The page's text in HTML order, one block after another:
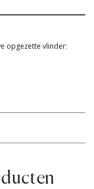
opgezette vlinder: